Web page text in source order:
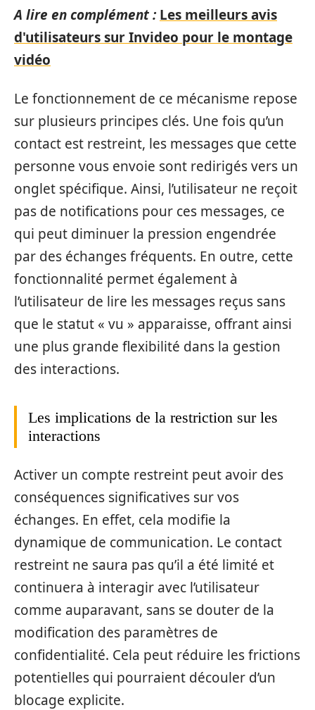
A lire en complément : Les meilleurs avis
d'utilisateurs sur Invideo pour le montage
vidéo
Le fonctionnement de ce mécanisme repose
sur plusieurs principes clés. Une fois qu’un
contact est restreint, les messages que cette
personne vous envoie sont redirigés vers un
onglet spécifique. Ainsi, l’utilisateur ne reçoit
pas de notifications pour ces messages, ce
qui peut diminuer la pression engendrée
par des échanges fréquents. En outre, cette
fonctionnalité permet également à
l’utilisateur de lire les messages reçus sans
que le statut « vu » apparaisse, offrant ainsi
une plus grande flexibilité dans la gestion
des interactions.
Les implications de la restriction sur les
interactions
Activer un compte restreint peut avoir des
conséquences significatives sur vos
échanges. En effet, cela modifie la
dynamique de communication. Le contact
restreint ne saura pas qu’il a été limité et
continuera à interagir avec l’utilisateur
comme auparavant, sans se douter de la
modification des paramètres de
confidentialité. Cela peut réduire les frictions
potentielles qui pourraient découler d’un
blocage explicite.